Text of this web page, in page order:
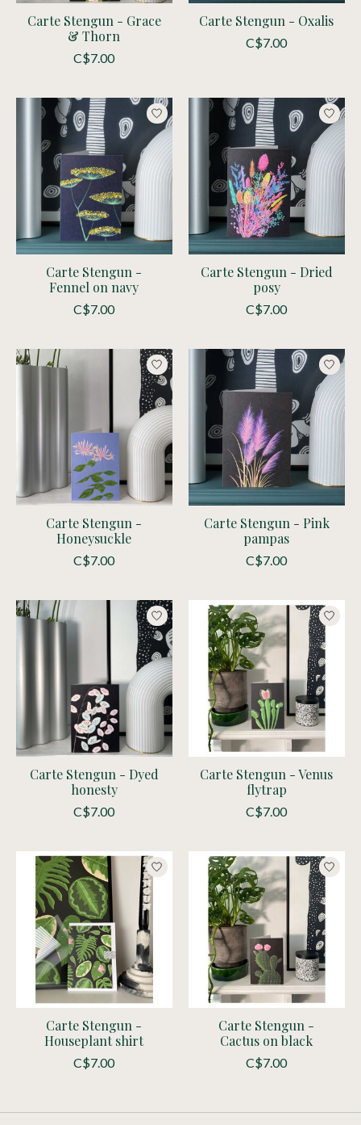
Carte Stengun - Grace
& Thorn
C$7.00
Carte Stengun - Oxalis
C$7.00
Carte Stengun -
Fennel on navy
C$7.00
Carte Stengun - Dried
posy
C$7.00
Carte Stengun -
Honeysuckle
C$7.00
Carte Stengun - Pink
pampas
C$7.00
Carte Stengun - Dyed
honesty
C$7.00
Carte Stengun - Venus
flytrap
C$7.00
Carte Stengun -
Houseplant shirt
C$7.00
Carte Stengun -
Cactus on black
C$7.00